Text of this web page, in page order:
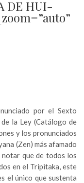
DE HUI-
por el Sexto
la Ley (Catálogo de
y los pronunciados
(Zen) más afamado
que de todos los
en el Tripitaka, este
el único que sustenta